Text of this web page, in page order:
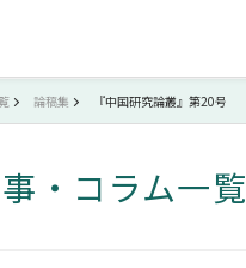
論稿集 『中国研究論叢』第20号
・コラム一覧